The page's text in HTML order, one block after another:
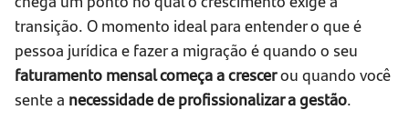
transição. O momento ideal para entender o que é
pessoa jurídica e fazer a migração é quando o seu
faturamento mensal começa a crescerou quando você
sente a necessidade de profissionalizar a gestão.